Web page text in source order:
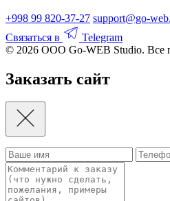
+998 99 820-37-27 support@go-
Связаться в
Telegram
© 2026 ООО Go-WEB Studio. Все
Заказать сайт